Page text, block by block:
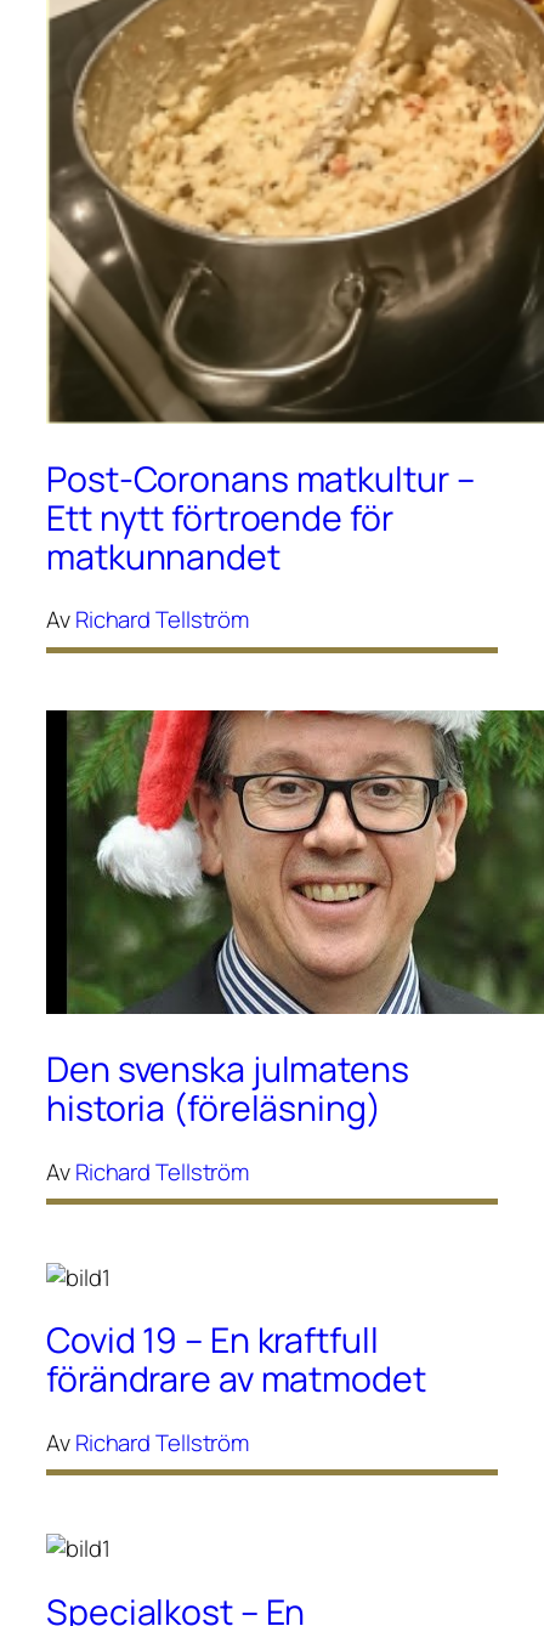
Post-Coronans matkultur –
Ett nytt förtroende för
matkunnandet
AvRichard Tellström
Den svenska julmatens
historia (föreläsning)
AvRichard Tellström
Covid 19 – En kraftfull
förändrare av matmodet
AvRichard Tellström
Specialkost – En